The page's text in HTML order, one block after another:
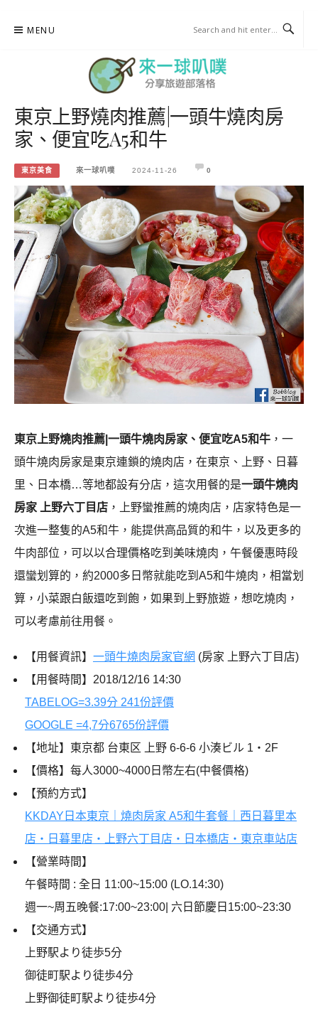
MENU
來一球叭噗
分享日本自助部落格
東京上野燒肉推薦|一頭牛燒肉房
家、便宜吃A5和牛
東京美食 來一球叭噗 2024-11-26 0
東京上野燒肉推薦|一頭牛燒肉房家、便宜吃A5和牛 ，一
頭牛燒肉房家是東京連鎖的燒肉店，在東京、上野、日暮
里、日本橋…等地都設有分店，這次用餐的是一頭牛燒肉
房家 上野六丁目店 ，上野蠻推薦的燒肉店，店家特色是一
次進一整隻的A5和牛，能提供高品質的和牛，以及更多的
牛肉部位，可以以合理價格吃到美味燒肉，午餐優惠時段
還蠻划算的，約2000多日幣就能吃到A5和牛燒肉，相當划
算，小菜跟白飯還吃到飽，如果到上野旅遊，想吃燒肉，
可以考慮前往用餐。
【用餐資訊】 一頭牛燒肉房家官網 (房家 上野六丁目店)
【用餐時間】2018/12/16 14:30
TABELOG=3.39分 241份評價
GOOGLE =4,7分6765份評價
【地址】東京都 台東区 上野 6-6-6 小湊ビル 1・2F
【價格】每人3000~4000日幣左右(中餐價格)
【預約方式】
KKDAY日本東京｜燒肉房家 A5和牛套餐｜西日暮里本
店・日暮里店・上野六丁目店・日本橋店・東京車站店
【營業時間】
午餐時間 : 全日 11:00~15:00 (LO.14:30)
週一~周五晚餐:17:00~23:00| 六日節慶日15:00~23:30
【交通方式】
上野駅より徒歩5分
御徒町駅より徒歩4分
上野御徒町駅より徒歩4分